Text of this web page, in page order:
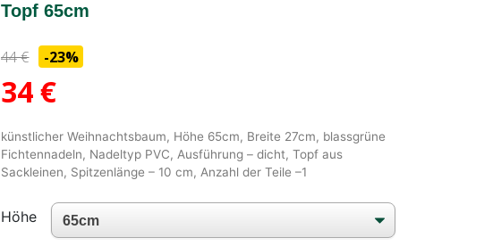
Topf 65cm
44€ -23%
34€
künstlicher Weihnachtsbaum, Höhe 65cm, Breite 27cm, blassgrüne
Fichtennadeln, Nadeltyp PVC, Ausführung – dicht, Topf aus
Sackleinen, Spitzenlänge – 10 cm, Anzahl der Teile –1
Höhe